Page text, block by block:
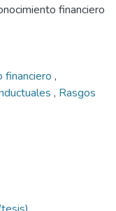
financiero
financiero ,
, Rasgos